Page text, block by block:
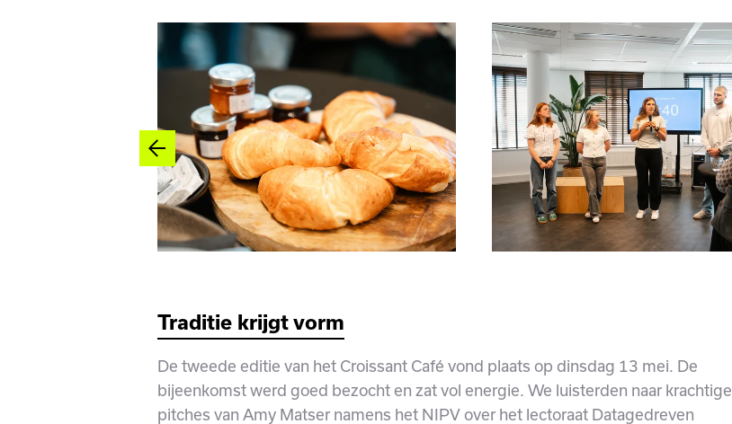
Traditie krijgt vorm
De tweede editie van het Croissant Café vond plaats op dinsdag 13 mei. De
bijeenkomst werd goed bezocht en zat vol energie. We luisterden naar krachtige
pitches van Amy Matser namens het NIPV over het lectoraat Datagedreven